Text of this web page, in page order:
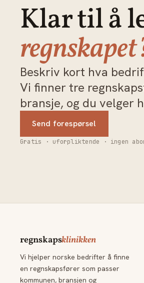
Klar til å
Beskriv kort hva
Vi finner tre
bransje, og du velger
Send forespørsel
Gratis · uforpliktende · ingen
regnskapsklinikken
Vi hjelper norske bedrifter å finne
en regnskapsfører som passer
kommunen, bransjen og